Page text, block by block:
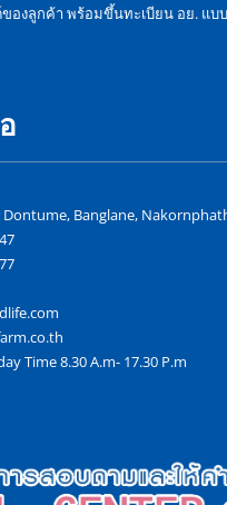
องลูกค้า พร้อมขึ้นทะเบียน อย. แบ
Dontume, Banglane,
Time 8.30 A.m- 17.30 P.m